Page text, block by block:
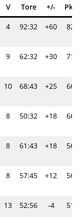
V Tore +/- Pkt
4 92:32 +60 82
9 62:32 +30 71
10 68:43 +25 66
8 50:32 +18 66
8 61:43 +18 56
8 57:45 +12 56
13 52:56 -4 51